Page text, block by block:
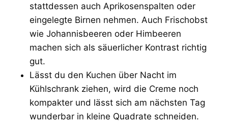
stattdessen auch Aprikosenspalten oder
eingelegte Birnen nehmen. Auch Frischobst
wie Johannisbeeren oder Himbeeren
machen sich als säuerlicher Kontrast richtig
gut.
Lässt du den Kuchen über Nacht im
Kühlschrank ziehen, wird die Creme noch
kompakter und lässt sich am nächsten Tag
wunderbar in kleine Quadrate schneiden.